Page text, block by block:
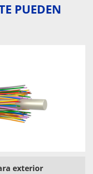
PUEDEN
exterior